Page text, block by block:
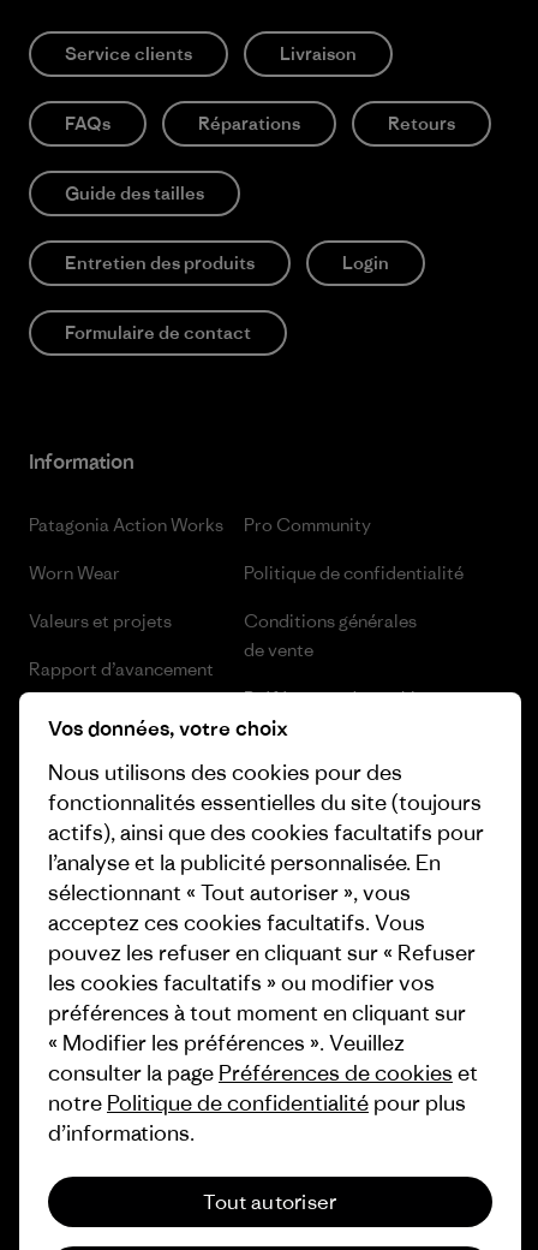
Service clients Livraison
FAQs Réparations Retours
Guide des tailles
Entretien des produits Login
Formulaire de contact
Information
Patagonia Action Works
Worn Wear
Valeurs et projets
Rapport d’avancement
Business Unusual
Objectifs climatiques
1% For The Planet
Comment nous finançons
Nos magasins
Pro Community
Politique de confidentialité
Conditions générales
de vente
Préférences de cookie
Presse et media
Industry program
Programme d’affiliation
Patagonia France Plan du site
© 2026 Patagonia, Inc. All Rights Reserved.
français
Vos données, votre choix
Nous utilisons des cookies pour des
fonctionnalités essentielles du site (toujours
actifs), ainsi que des cookies facultatifs pour
l’analyse et la publicité personnalisée. En
sélectionnant « Tout autoriser », vous
acceptez ces cookies facultatifs. Vous
pouvez les refuser en cliquant sur « Refuser
les cookies facultatifs » ou modifier vos
préférences à tout moment en cliquant sur
« Modifier les préférences ». Veuillez
consulter la page Préférences de cookies et
notre Politique de confidentialité pour plus
d’informations.
Tout autoriser